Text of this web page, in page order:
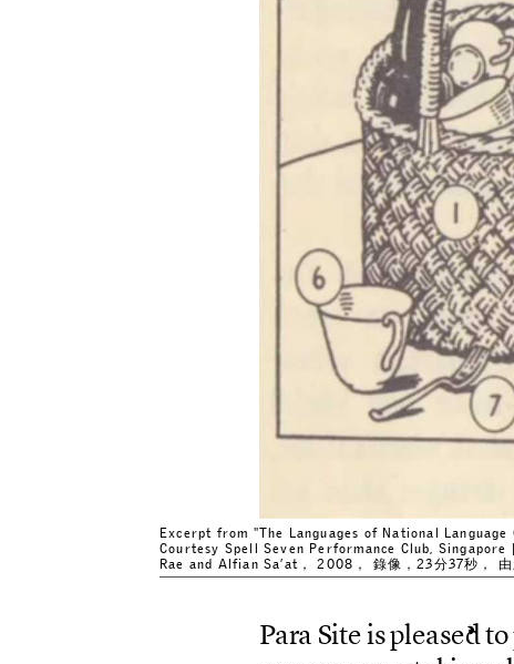
Excerpt from "The Languages of National
Courtesy Spell Seven Performance Club,
Rae and Alfian Sa’at， 2008， 錄像，23分37秒，
Para Siteispleasedto